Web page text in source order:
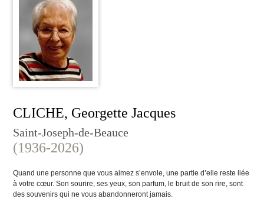
CLICHE, Georgette Jacques
Saint-Joseph-de-Beauce
(1936-2026)
Quand une personne que vous aimez s’envole, une partie d’elle reste liée
à votre cœur. Son sourire, ses yeux, son parfum, le bruit de son rire, sont
des souvenirs qui ne vous abandonneront jamais.